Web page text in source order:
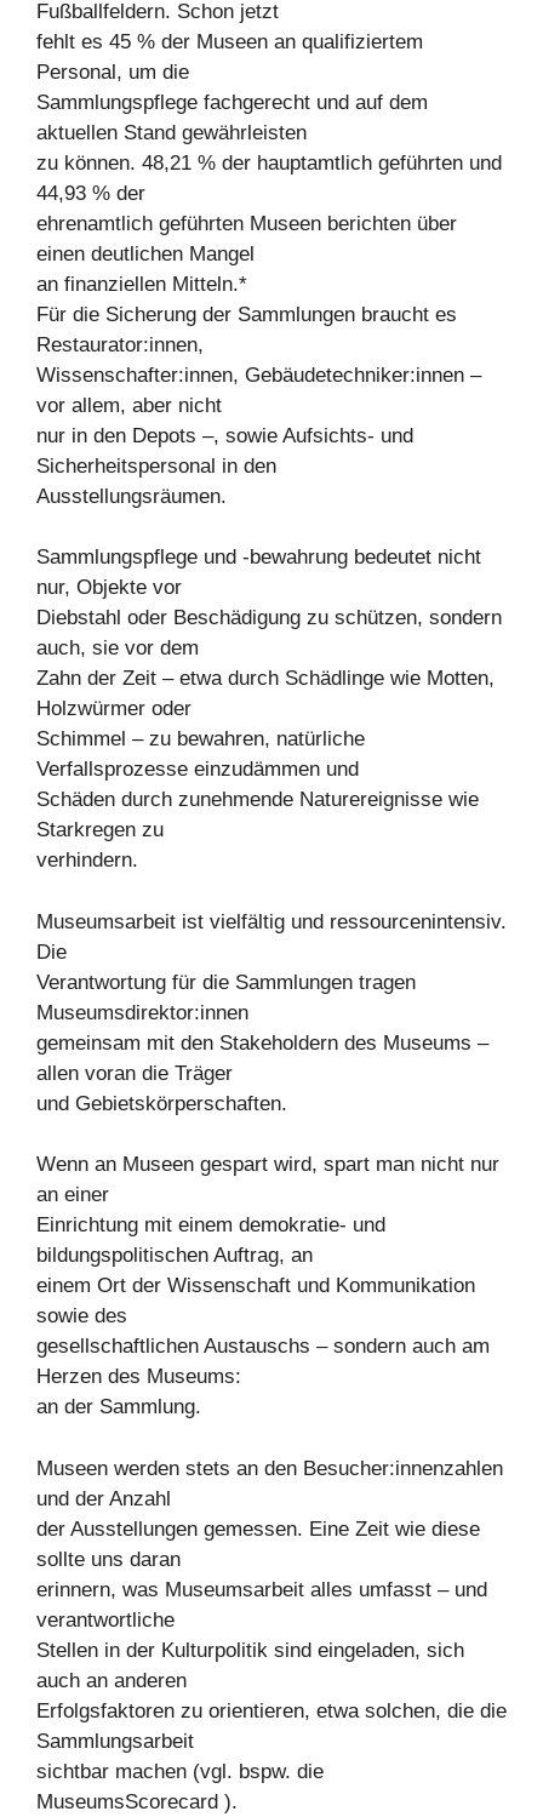
Fußballfeldern. Schon jetzt
fehlt es 45 % der Museen an qualifiziertem
Personal, um die
Sammlungspflege fachgerecht und auf dem
aktuellen Stand gewährleisten
zu können. 48,21 % der hauptamtlich geführten und
44,93 % der
ehrenamtlich geführten Museen berichten über
einen deutlichen Mangel
an finanziellen Mitteln.*
Für die Sicherung der Sammlungen braucht es
Restaurator:innen,
Wissenschafter:innen, Gebäudetechniker:innen –
vor allem, aber nicht
nur in den Depots –, sowie Aufsichts- und
Sicherheitspersonal in den
Ausstellungsräumen.
Sammlungspflege und -bewahrung bedeutet nicht
nur, Objekte vor
Diebstahl oder Beschädigung zu schützen, sondern
auch, sie vor dem
Zahn der Zeit – etwa durch Schädlinge wie Motten,
Holzwürmer oder
Schimmel – zu bewahren, natürliche
Verfallsprozesse einzudämmen und
Schäden durch zunehmende Naturereignisse wie
Starkregen zu
verhindern.
Museumsarbeit ist vielfältig und ressourcenintensiv.
Die
Verantwortung für die Sammlungen tragen
Museumsdirektor:innen
gemeinsam mit den Stakeholdern des Museums –
allen voran die Träger
und Gebietskörperschaften.
Wenn an Museen gespart wird, spart man nicht nur
an einer
Einrichtung mit einem demokratie- und
bildungspolitischen Auftrag, an
einem Ort der Wissenschaft und Kommunikation
sowie des
gesellschaftlichen Austauschs – sondern auch am
Herzen des Museums:
an der Sammlung.
Museen werden stets an den Besucher:innenzahlen
und der Anzahl
der Ausstellungen gemessen. Eine Zeit wie diese
sollte uns daran
erinnern, was Museumsarbeit alles umfasst – und
verantwortliche
Stellen in der Kulturpolitik sind eingeladen, sich
auch an anderen
Erfolgsfaktoren zu orientieren, etwa solchen, die die
Sammlungsarbeit
sichtbar machen (vgl. bspw. die
MuseumsScorecard ).